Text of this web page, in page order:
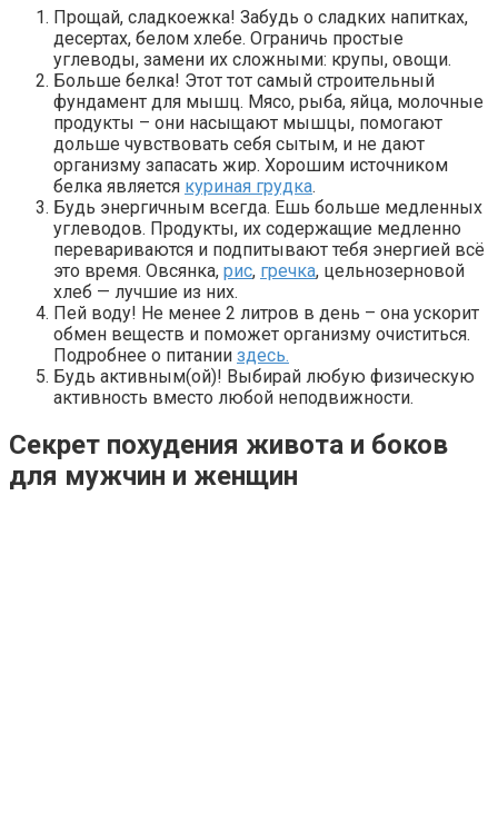
Прощай, сладкоежка! Забудь о сладких напитках,
десертах, белом хлебе. Ограничь простые
углеводы, замени их сложными: крупы, овощи.
Больше белка! Этот тот самый строительный
фундамент для мышц. Мясо, рыба, яйца, молочные
продукты – они насыщают мышцы, помогают
дольше чувствовать себя сытым, и не дают
организму запасать жир. Хорошим источником
белка является куриная грудка.
Будь энергичным всегда. Ешь больше медленных
углеводов. Продукты, их содержащие медленно
перевариваются и подпитывают тебя энергией всё
это время. Овсянка, рис, гречка, цельнозерновой
хлеб — лучшие из них.
Пей воду! Не менее 2 литров в день – она ускорит
обмен веществ и поможет организму очиститься.
Подробнее о питании здесь.
Будь активным(ой)! Выбирай любую физическую
активность вместо любой неподвижности.
Секрет похудения живота и боков
для мужчин и женщин